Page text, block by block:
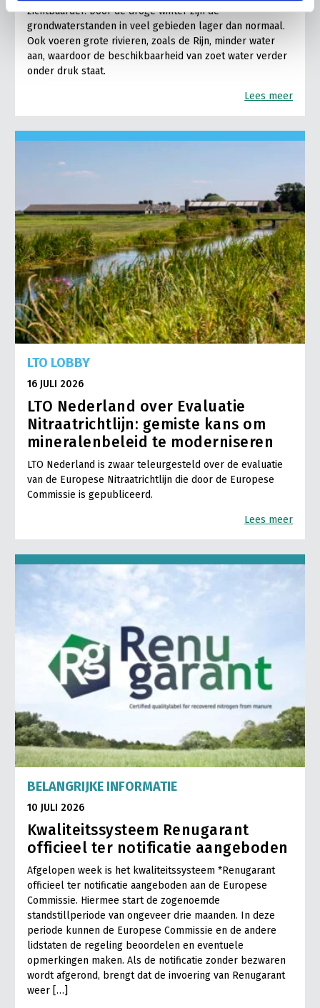
zichtbaarder. Door de droge winter zijn de
grondwaterstanden in veel gebieden lager dan normaal.
Ook voeren grote rivieren, zoals de Rijn, minder water
aan, waardoor de beschikbaarheid van zoet water verder
onder druk staat.
Lees meer
LTO LOBBY
16 JULI 2026
LTO Nederland over Evaluatie
Nitraatrichtlijn: gemiste kans om
mineralenbeleid te moderniseren
LTO Nederland is zwaar teleurgesteld over de evaluatie
van de Europese Nitraatrichtlijn die door de Europese
Commissie is gepubliceerd.
Lees meer
BELANGRIJKE INFORMATIE
10 JULI 2026
Kwaliteitssysteem Renugarant
officieel ter notificatie aangeboden
Afgelopen week is het kwaliteitssysteem *Renugarant
officieel ter notificatie aangeboden aan de Europese
Commissie. Hiermee start de zogenoemde
standstillperiode van ongeveer drie maanden. In deze
periode kunnen de Europese Commissie en de andere
lidstaten de regeling beoordelen en eventuele
opmerkingen maken. Als de notificatie zonder bezwaren
wordt afgerond, brengt dat de invoering van Renugarant
weer […]